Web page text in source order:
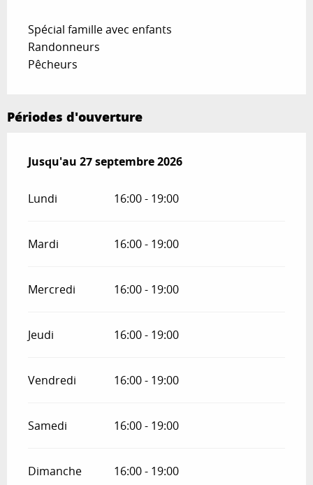
Spécial famille avec enfants
Randonneurs
Pêcheurs
Périodes d'ouverture
Du3 avril 2026au27 septembre 2026
Jusqu'au 27 septembre 2026
Lundi 16:00 - 19:00
Mardi 16:00 - 19:00
Mercredi 16:00 - 19:00
Jeudi 16:00 - 19:00
Vendredi 16:00 - 19:00
Samedi 16:00 - 19:00
Dimanche 16:00 - 19:00